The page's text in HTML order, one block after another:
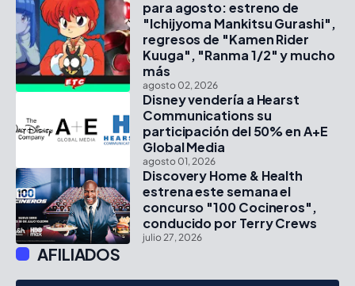
para agosto: estreno de
"Ichijyoma Mankitsu Gurashi",
regresos de "Kamen Rider
Kuuga", "Ranma 1/2" y mucho
más
agosto 02, 2026
Disney vendería a Hearst
Communications su
participación del 50% en A+E
Global Media
agosto 01, 2026
Discovery Home & Health
estrena este semana el
concurso "100 Cocineros",
conducido por Terry Crews
julio 27, 2026
AFILIADOS